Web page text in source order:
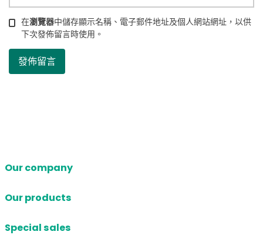
在瀏覽器中儲存顯示名稱、電子郵件地址及個人網站網址，以供
下次發佈留言時使用。
Our company
Our products
Special sales